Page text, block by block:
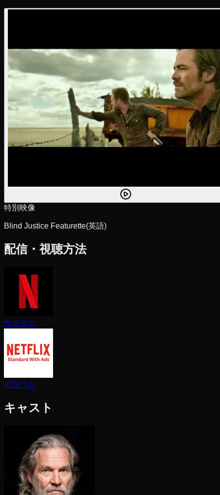
特別映像
Blind Justice Featurette(英語)
配信・視聴方法
サブスク
広告つき
キャスト